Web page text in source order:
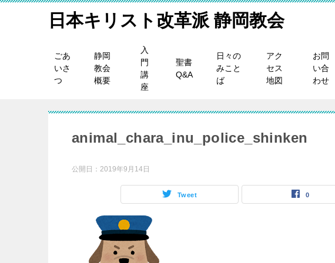
日本キリスト改革派 静岡教会
ごあ
いさ
つ
静岡
教会
概要
入
門
講
座
聖書
Q&A
日々の
みこと
ば
アク
セス
地図
お問
い合
わせ
animal_chara_inu_police_shinken
公開日： 2019年9月14日
Tweet 0